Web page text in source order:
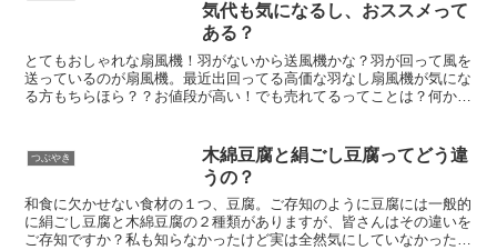
気代も気になるし、おススメって
ある？
とてもおしゃれな扇風機！羽がないから送風機かな？羽が回って風を
送っているのが扇風機。最近出回ってる高価な羽なし扇風機が気にな
る方もちらほら？？お値段が高い！でも売れてるってことは？何か秘
つぶやき
木綿豆腐と絹ごし豆腐ってどう違
うの？
和食に欠かせない食材の１つ、豆腐。ご存知のように豆腐には一般的
に絹ごし豆腐と木綿豆腐の２種類がありますが、皆さんはその違いを
ご存知ですか？私も知らなかったけど実は全然気にしていなかった２